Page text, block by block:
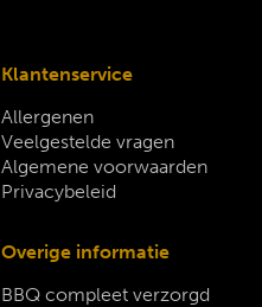
Klantenservice
Allergenen
Veelgestelde vragen
Algemene voorwaarden
Privacybeleid
Overige informatie
BBQ compleet verzorgd